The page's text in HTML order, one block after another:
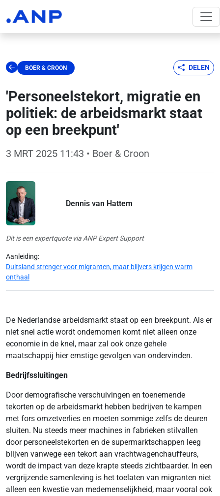
BOER & CROON DELEN
'Personeelstekort, migratie en
politiek: de arbeidsmarkt staat
op een breekpunt'
3 MRT 2025 11:43 • Boer & Croon
Dennis van Hattem
Dit is een expertquote via ANP Expert Support
Aanleiding:
Duitsland strenger voor migranten, maar blijvers krijgen warm
onthaal
De Nederlandse arbeidsmarkt staat op een breekpunt. Als er
niet snel actie wordt ondernomen komt niet alleen onze
economie in de knel, maar zal ook onze gehele
maatschappij hier ernstige gevolgen van ondervinden.
Bedrijfssluitingen
Door demografische verschuivingen en toenemende
tekorten op de arbeidsmarkt hebben bedrijven te kampen
met fors omzetverlies en moeten sommige zelfs de deuren
sluiten. Nu steeds meer machines in fabrieken stilvallen
door personeelstekorten en de supermarktschappen leeg
blijven vanwege een tekort aan vrachtwagenchauffeurs,
wordt de impact van deze krapte steeds zichtbaarder. In een
vergrijzende samenleving is het toelaten van migranten niet
alleen een kwestie van medemenselijkheid, maar vooral ook